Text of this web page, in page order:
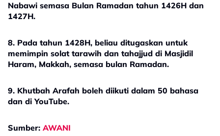
Nabawi semasa Bulan Ramadan tahun 1426H dan
1427H.
8. Pada tahun 1428H, beliau ditugaskan untuk
memimpin solat tarawih dan tahajjud di Masjidil
Haram, Makkah, semasa bulan Ramadan.
9. Khutbah Arafah boleh diikuti dalam 50 bahasa
dan di YouTube.
Sumber: AWANI